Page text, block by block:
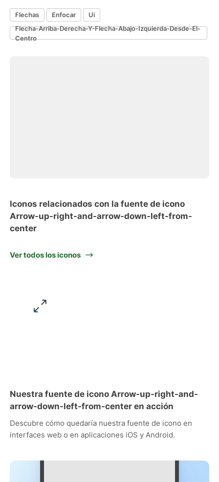
Flechas Enfocar
Ui
Flecha-Arriba-Derecha-Y-Flecha-Abajo-Izquierda-Desde-El-
Centro
Iconos relacionados con la fuente de icono
Arrow-up-right-and-arrow-down-left-from-
center
Ver todos los iconos
Nuestra fuente de icono Arrow-up-right-and-
arrow-down-left-from-center en acción
Descubre cómo quedaría nuestra fuente de icono en
interfaces web o en aplicaciones iOS y Android.